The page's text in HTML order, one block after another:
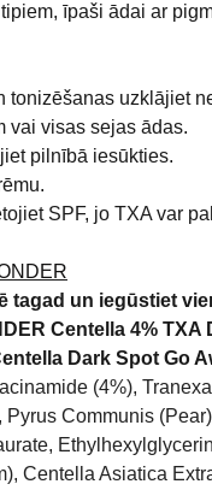
īpaši ādai ar
tonizēšanas uzklājiet
vai visas sejas ādas.
pilnībā iesūkties.
SPF, jo TXA var
tagad un iegūstiet
Centella 4%
Dark Spot Go
(4%),
Communis
Centella Asiatica